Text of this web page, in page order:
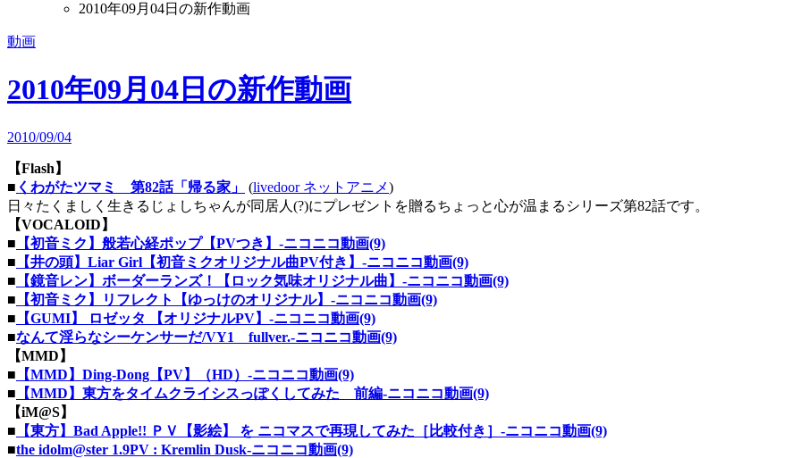
2010年09月04日の新作動画
動画
2010年09月04日の新作動画
2010/09/04
【Flash】
■ くわがたツマミ 第82話「帰る家」 (livedoor ネットアニメ)
日々たくましく生きるじょしちゃんが同居人(?)にプレゼントを贈るちょっと心が温まるシリーズ第82話です。
【VOCALOID】
■ 【初音ミク】般若心経ポップ【PVつき】‐ニコニコ動画(9)
■ 【井の頭】Liar Girl【初音ミクオリジナル曲PV付き】‐ニコニコ動画(9)
■ 【鏡音レン】ボーダーランズ！【ロック気味オリジナル曲】‐ニコニコ動画(9)
■ 【初音ミク】リフレクト【ゆっけのオリジナル】‐ニコニコ動画(9)
■ 【GUMI】 ロゼッタ 【オリジナルPV】‐ニコニコ動画(9)
■なんて淫らなシーケンサーだ/VY1 fullver.‐ニコニコ動画(9)
【MMD】
■ 【MMD】Ding-Dong【PV】（HD）‐ニコニコ動画(9)
■ 【MMD】東方をタイムクライシスっぽくしてみた 前編‐ニコニコ動画(9)
【iM@S】
■ 【東方】Bad Apple!! ＰＶ【影絵】 を ニコマスで再現してみた［比較付き］‐ニコニコ動画(9)
■the idolm@ster 1.9PV : Kremlin Dusk‐ニコニコ動画(9)